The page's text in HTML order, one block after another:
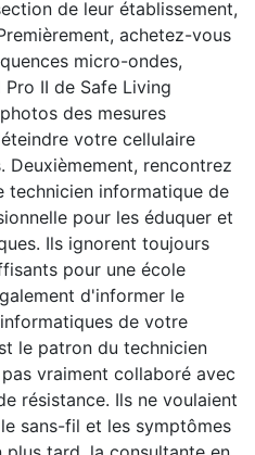
de leur établissement,
achetez-vous
micro-ondes,
II de Safe Living
des mesures
votre cellulaire
Deuxièmement, rencontrez
technicien informatique de
pour les éduquer et
Ils ignorent toujours
pour une école
d'informer le
de votre
le patron du technicien
vraiment collaboré avec
résistance. Ils ne voulaient
sans-fil et les symptômes